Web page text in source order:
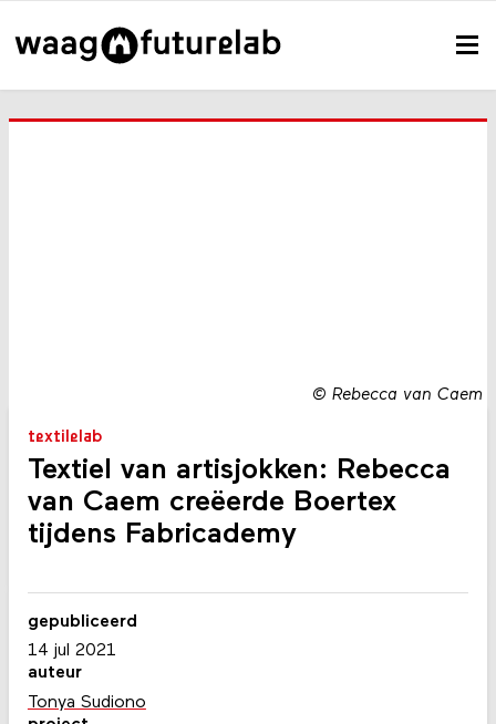
© Rebecca van Caem
textilelab
Textiel van artisjokken: Rebecca
van Caem creëerde Boertex
tijdens Fabricademy
gepubliceerd
14 jul 2021
auteur
Tonya Sudiono